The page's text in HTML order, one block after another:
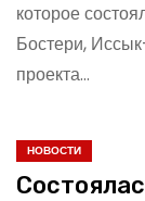
которое
Бостери,
проекта…
НОВОСТИ